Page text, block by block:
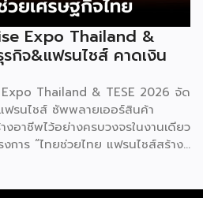
Expo Thailand &
กิจ&แฟรนไชส์ คาดเงิน
Thailand & TESE 2026 จัด
รนไชส์ ซัพพลายเออร์สินค้า
อาชีพไว้อย่างครบวงจรในงานเดียว
การ “ไทยช่วยไทย แฟรนไชส์สร้าง